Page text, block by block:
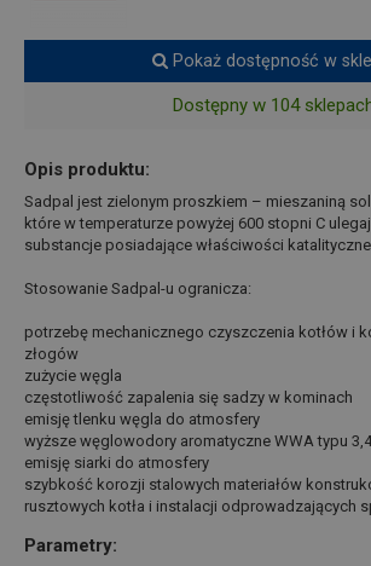
Pokaż dostępność w
Dostępny w 104
Opis produktu:
Sadpal jest zielonym proszkiem – mieszaniną
które w temperaturze powyżej 600 stopni C
substancje posiadające właściwości
Stosowanie Sadpal-u ogranicza:
potrzebę mechanicznego czyszczenia kotłów i
złogów
zużycie węgla
częstotliwość zapalenia się sadzy w kominach
emisję tlenku węgla do atmosfery
wyższe węglowodory aromatyczne WWA typu
emisję siarki do atmosfery
szybkość korozji stalowych materiałów
rusztowych kotła i instalacji odprowadzających
Parametry: